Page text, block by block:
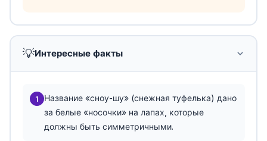
💡Интересные факты
1
Название «сноу-шу» (снежная туфелька) дано
за белые «носочки» на лапах, которые
должны быть симметричными.